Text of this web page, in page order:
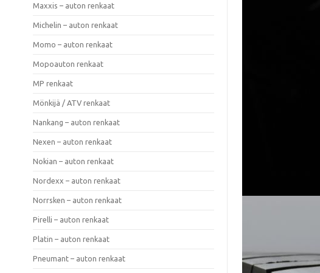
Maxxis – auton renkaat
Michelin – auton renkaat
Momo – auton renkaat
Mopoauton renkaat
MP renkaat
Mönkijä / ATV renkaat
Nankang – auton renkaat
Nexen – auton renkaat
Nokian – auton renkaat
Nordexx – auton renkaat
Norrsken – auton renkaat
Pirelli – auton renkaat
Platin – auton renkaat
Pneumant – auton renkaat